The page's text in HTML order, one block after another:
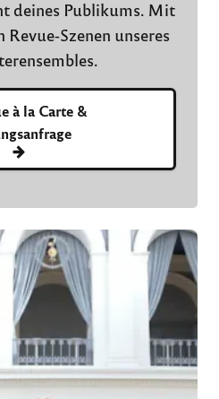
deines Publikums. Mit
Revue-Szenen unseres
à la Carte &